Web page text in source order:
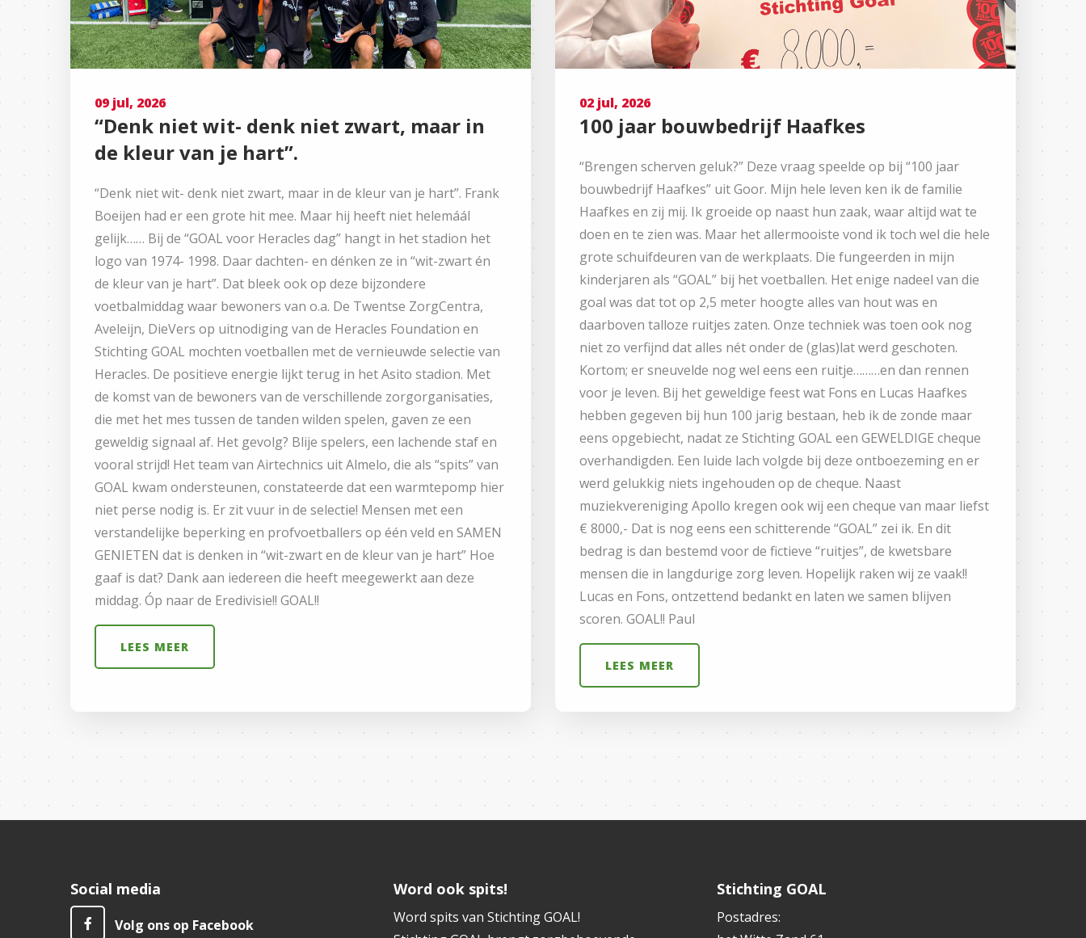
09 jul, 2026
“Denk niet wit- denk niet zwart, maar in
de kleur van je hart”.
“Denk niet wit- denk niet zwart, maar in de kleur van je hart”. Frank
Boeijen had er een grote hit mee. Maar hij heeft niet helemáál
gelijk…… Bij de “GOAL voor Heracles dag” hangt in het stadion het
logo van 1974- 1998. Daar dachten- en dénken ze in “wit-zwart én
de kleur van je hart”. Dat bleek ook op deze bijzondere
voetbalmiddag waar bewoners van o.a. De Twentse ZorgCentra,
Aveleijn, DieVers op uitnodiging van de Heracles Foundation en
Stichting GOAL mochten voetballen met de vernieuwde selectie van
Heracles. De positieve energie lijkt terug in het Asito stadion. Met
de komst van de bewoners van de verschillende zorgorganisaties,
die met het mes tussen de tanden wilden spelen, gaven ze een
geweldig signaal af. Het gevolg? Blije spelers, een lachende staf en
vooral strijd! Het team van Airtechnics uit Almelo, die als “spits” van
GOAL kwam ondersteunen, constateerde dat een warmtepomp hier
niet perse nodig is. Er zit vuur in de selectie! Mensen met een
verstandelijke beperking en profvoetballers op één veld en SAMEN
GENIETEN dat is denken in “wit-zwart en de kleur van je hart” Hoe
gaaf is dat? Dank aan iedereen die heeft meegewerkt aan deze
middag. Óp naar de Eredivisie!! GOAL!!
LEES MEER
02 jul, 2026
100 jaar bouwbedrijf Haafkes
“Brengen scherven geluk?” Deze vraag speelde op bij “100 jaar
bouwbedrijf Haafkes” uit Goor. Mijn hele leven ken ik de familie
Haafkes en zij mij. Ik groeide op naast hun zaak, waar altijd wat te
doen en te zien was. Maar het allermooiste vond ik toch wel die hele
grote schuifdeuren van de werkplaats. Die fungeerden in mijn
kinderjaren als “GOAL” bij het voetballen. Het enige nadeel van die
goal was dat tot op 2,5 meter hoogte alles van hout was en
daarboven talloze ruitjes zaten. Onze techniek was toen ook nog
niet zo verfijnd dat alles nét onder de (glas)lat werd geschoten.
Kortom; er sneuvelde nog wel eens een ruitje………en dan rennen
voor je leven. Bij het geweldige feest wat Fons en Lucas Haafkes
hebben gegeven bij hun 100 jarig bestaan, heb ik de zonde maar
eens opgebiecht, nadat ze Stichting GOAL een GEWELDIGE cheque
overhandigden. Een luide lach volgde bij deze ontboezeming en er
werd gelukkig niets ingehouden op de cheque. Naast
muziekvereniging Apollo kregen ook wij een cheque van maar liefst
€ 8000,- Dat is nog eens een schitterende “GOAL” zei ik. En dit
bedrag is dan bestemd voor de fictieve “ruitjes”, de kwetsbare
mensen die in langdurige zorg leven. Hopelijk raken wij ze vaak!!
Lucas en Fons, ontzettend bedankt en laten we samen blijven
scoren. GOAL!! Paul
LEES MEER
Social media
Volg ons op Facebook
Word ook spits!
Word spits van Stichting GOAL!
Stichting GOAL
Postadres: